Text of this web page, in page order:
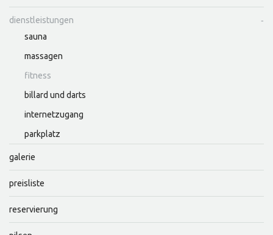
dienstleistungen
sauna
massagen
fitness
billard und darts
internetzugang
parkplatz
galerie
preisliste
reservierung